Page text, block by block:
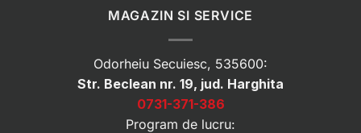
MAGAZIN SI SERVICE
Odorheiu Secuiesc, 535600:
Str. Beclean nr. 19, jud. Harghita
0731-371-386
Program de lucru: